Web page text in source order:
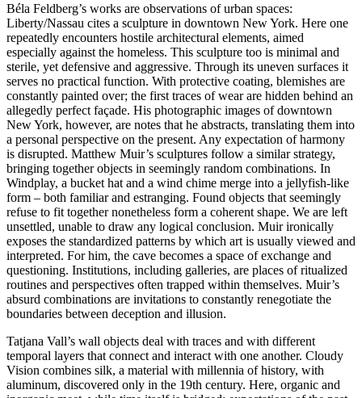
Béla Feldberg’s works are observations of urban spaces:
Liberty/Nassau cites a sculpture in downtown New York. Here one
repeatedly encounters hostile architectural elements, aimed
especially against the homeless. This sculpture too is minimal and
sterile, yet defensive and aggressive. Through its uneven surfaces it
serves no practical function. With protective coating, blemishes are
constantly painted over; the first traces of wear are hidden behind an
allegedly perfect façade. His photographic images of downtown
New York, however, are notes that he abstracts, translating them into
a personal perspective on the present. Any expectation of harmony
is disrupted. Matthew Muir’s sculptures follow a similar strategy,
bringing together objects in seemingly random combinations. In
Windplay, a bucket hat and a wind chime merge into a jellyfish-like
form – both familiar and estranging. Found objects that seemingly
refuse to fit together nonetheless form a coherent shape. We are left
unsettled, unable to draw any logical conclusion. Muir ironically
exposes the standardized patterns by which art is usually viewed and
interpreted. For him, the cave becomes a space of exchange and
questioning. Institutions, including galleries, are places of ritualized
routines and perspectives often trapped within themselves. Muir’s
absurd combinations are invitations to constantly renegotiate the
boundaries between deception and illusion.
Tatjana Vall’s wall objects deal with traces and with different
temporal layers that connect and interact with one another. Cloudy
Vision combines silk, a material with millennia of history, with
aluminum, discovered only in the 19th century. Here, organic and